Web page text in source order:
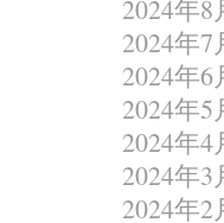
2024年8
2024年7
2024年6
2024年5
2024年4
2024年3
2024年2